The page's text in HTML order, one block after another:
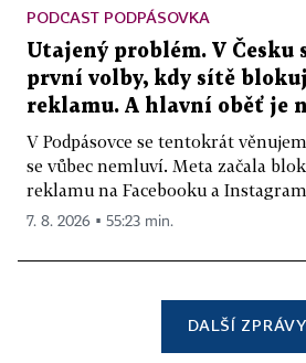
PODCAST PODPÁSOVKA
Utajený problém. V Česku
první volby, kdy sítě
reklamu. A hlavní oběť je
V Podpásovce se tentokrát
se vůbec nemluví. Meta začala
reklamu na Facebooku a
7. 8. 2026 ▪ 55:23 min.
DALŠÍ ZPRÁVY